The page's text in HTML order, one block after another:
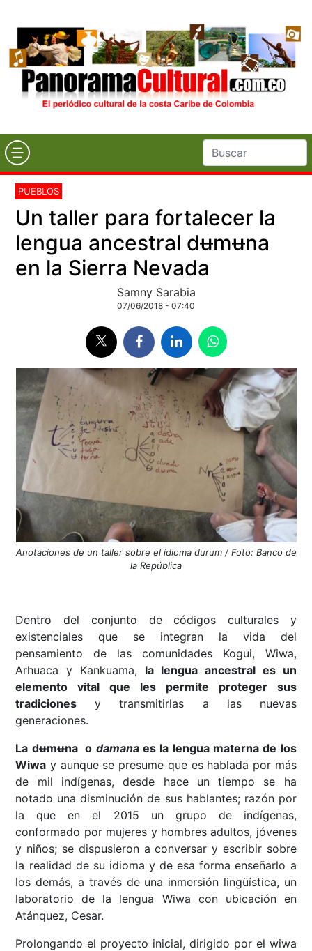
PUEBLOS
Un taller para fortalecer la
lengua ancestral dʉmʉna
en la Sierra Nevada
Samny Sarabia
07/06/2018 - 07:40
Anotaciones de un taller sobre el idioma durum / Foto: Banco de
la República
Dentro del conjunto de códigos culturales y
existenciales que se integran la vida del
pensamiento de las comunidades Kogui, Wiwa,
Arhuaca y Kankuama, la lengua ancestral es un
elemento vital que les permite proteger sus
tradiciones y transmitirlas a las nuevas
generaciones.
La dʉmʉna o damanaes la lengua materna de los
Wiwa y aunque se presume que es hablada por más
de mil indígenas, desde hace un tiempo se ha
notado una disminución de sus hablantes; razón por
la que en el 2015 un grupo de indígenas,
conformado por mujeres y hombres adultos, jóvenes
y niños; se dispusieron a conversar y escribir sobre
la realidad de su idioma y de esa forma enseñarlo a
los demás, a través de una inmersión lingüística, un
laboratorio de la lengua Wiwa con ubicación en
Atánquez, Cesar.
Prolongando el proyecto inicial, dirigido por el wiwa